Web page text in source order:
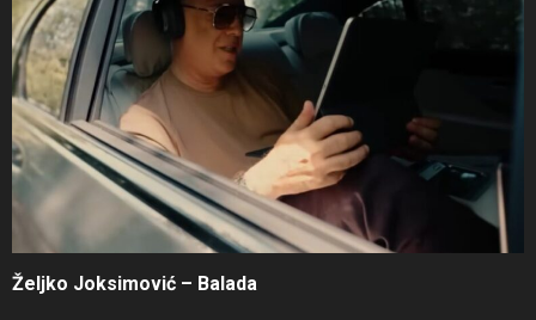
Željko Joksimović – Balada